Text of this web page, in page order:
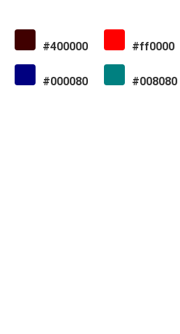
#400000 #ff0000
#000080 #008080